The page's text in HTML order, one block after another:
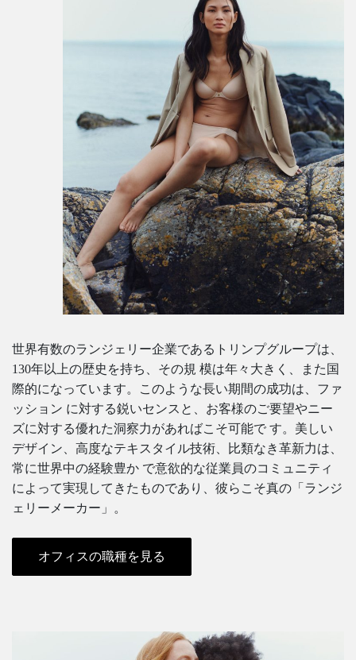
世界有数のランジェリー企業であるトリンプグループは、
130年以上の歴史を持ち、その規 模は年々大きく、また国
際的になっています。このような長い期間の成功は、ファ
ッション に対する鋭いセンスと、お客様のご要望やニー
ズに対する優れた洞察力があればこそ可能で す。美しい
デザイン、高度なテキスタイル技術、比類なき革新力は、
常に世界中の経験豊か で意欲的な従業員のコミュニティ
によって実現してきたものであり、彼らこそ真の「ランジ
ェリーメーカー」。
オフィスの職種を見る